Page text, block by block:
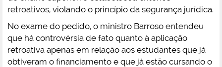
retroativos, violando o princípio da segurança jurídica.
No exame do pedido, o ministro Barroso entendeu
que há controvérsia de fato quanto à aplicação
retroativa apenas em relação aos estudantes que já
obtiveram o financiamento e que já estão cursando o